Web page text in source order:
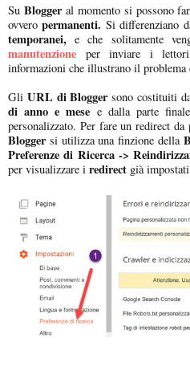
Su Bloggeral momento si possono
ovveropermanenti. Si differenziano
temporanei, e che solitamente
manutenzione per inviare i
informazioni che illustrano il problema
Gli URL di Bloggersono costituiti
di anno e mese e dalla parte
personalizzato. Per fare un redirect
Bloggersi utilizza una finzione della
Preferenze di Ricerca ->
per visualizzare i redirect già